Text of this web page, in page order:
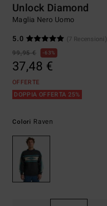
Unlock Diamond
Maglia Nero Uomo
5.0
(7 Recensioni)
99,95 €
63%
37,48 €
OFFERTE
DOPPIA OFFERTA 25%
Colori Raven